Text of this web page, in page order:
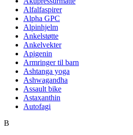
Alfalfaspirer
Alpha GPC
Alpinhjelm
Ankelstøtte
Ankelvekter
Apigenin
Armringer til barn
Ashtanga yoga
Ashwagandha
Assault bike
Astaxanthin
Autofagi
B